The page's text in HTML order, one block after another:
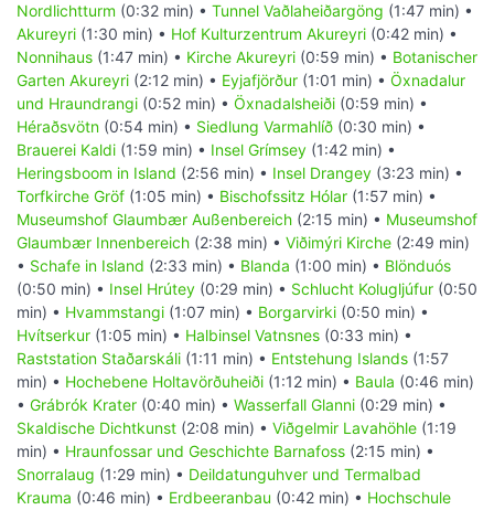
Nordlichtturm (0:32 min) • Tunnel Vaðlaheiðargöng (1:47 min) •
Akureyri (1:30 min) • Hof Kulturzentrum Akureyri (0:42 min) •
Nonnihaus (1:47 min) • Kirche Akureyri (0:59 min) • Botanischer
Garten Akureyri (2:12 min) • Eyjafjörður (1:01 min) • Öxnadalur
und Hraundrangi (0:52 min) • Öxnadalsheiði (0:59 min) •
Héraðsvötn (0:54 min) • Siedlung Varmahlíð (0:30 min) •
Brauerei Kaldi (1:59 min) • Insel Grímsey (1:42 min) •
Heringsboom in Island (2:56 min) • Insel Drangey (3:23 min) •
Torfkirche Gröf (1:05 min) • Bischofssitz Hólar (1:57 min) •
Museumshof Glaumbær Außenbereich (2:15 min) • Museumshof
Glaumbær Innenbereich (2:38 min) • Viðimýri Kirche (2:49 min)
• Schafe in Island (2:33 min) • Blanda (1:00 min) • Blönduós
(0:50 min) • Insel Hrútey (0:29 min) • Schlucht Kolugljúfur (0:50
min) • Hvammstangi (1:07 min) • Borgarvirki (0:50 min) •
Hvítserkur (1:05 min) • Halbinsel Vatnsnes (0:33 min) •
Raststation Staðarskáli (1:11 min) • Entstehung Islands (1:57
min) • Hochebene Holtavörðuheiði (1:12 min) • Baula (0:46 min)
• Grábrók Krater (0:40 min) • Wasserfall Glanni (0:29 min) •
Skaldische Dichtkunst (2:08 min) • Viðgelmir Lavahöhle (1:19
min) • Hraunfossar und Geschichte Barnafoss (2:15 min) •
Snorralaug (1:29 min) • Deildatunguhver und Termalbad
Krauma (0:46 min) • Erdbeeranbau (0:42 min) • Hochschule